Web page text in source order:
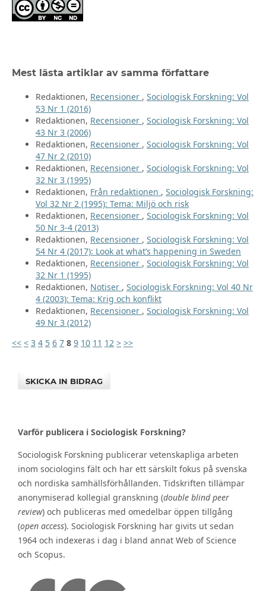
Mest lästa artiklar av samma författare
Redaktionen, Recensioner , Sociologisk Forskning: Vol
53 Nr 1 (2016)
Redaktionen, Recensioner , Sociologisk Forskning: Vol
43 Nr 3 (2006)
Redaktionen, Recensioner , Sociologisk Forskning: Vol
47 Nr 2 (2010)
Redaktionen, Recensioner , Sociologisk Forskning: Vol
32 Nr 3 (1995)
Redaktionen, Från redaktionen , Sociologisk Forskning:
Vol 32 Nr 2 (1995): Tema: Miljö och risk
Redaktionen, Recensioner , Sociologisk Forskning: Vol
50 Nr 3-4 (2013)
Redaktionen, Recensioner , Sociologisk Forskning: Vol
54 Nr 4 (2017): Look at what’s happening in Sweden
Redaktionen, Recensioner , Sociologisk Forskning: Vol
32 Nr 1 (1995)
Redaktionen, Notiser , Sociologisk Forskning: Vol 40 Nr
4 (2003): Tema: Krig och konflikt
Redaktionen, Recensioner , Sociologisk Forskning: Vol
49 Nr 3 (2012)
<< < 3 4 5 6 7 8 9 10 11 12 > >>
SKICKA IN BIDRAG
Varför publicera i Sociologisk Forskning?
Sociologisk Forskning publicerar vetenskapliga arbeten
inom sociologins fält och har ett särskilt fokus på svenska
och nordiska samhällsförhållanden. Tidskriften tillämpar
anonymiserad kollegial granskning (double blind peer
review) och publiceras med omedelbar öppen tillgång
(open access). Sociologisk Forskning har givits ut sedan
1964 och indexeras i dag i bland annat Web of Science
och Scopus.